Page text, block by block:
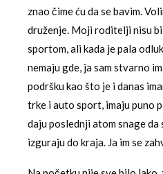
znao čime ću da se bavim.
druženje. Moji roditelji nisu
sportom, ali kada je pala
nemaju gde, ja sam stvarno
podršku kao što je i danas
trke i auto sport, imaju puno
daju poslednji atom snage
izguraju do kraja. Ja im se